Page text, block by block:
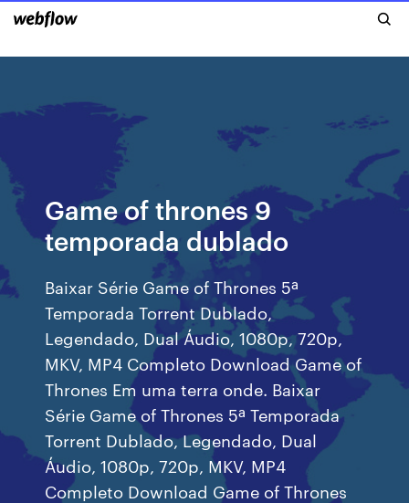
Game of thrones 9
temporada dublado
Baixar Série Game of Thrones 5ª
Temporada Torrent Dublado,
Legendado, Dual Áudio, 1080p, 720p,
MKV, MP4 Completo Download Game of
Thrones Em uma terra onde. Baixar
Série Game of Thrones 5ª Temporada
Torrent Dublado, Legendado, Dual
Áudio, 1080p, 720p, MKV, MP4
Completo Download Game of Thrones